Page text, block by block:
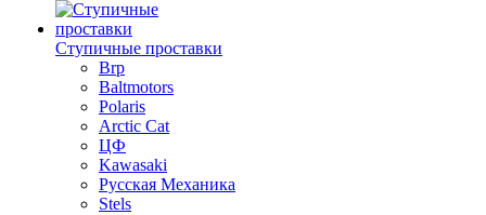
Ступичные проставки
Brp
Baltmotors
Polaris
Arctic Cat
ЦФ
Kawasaki
Русская Механика
Stels